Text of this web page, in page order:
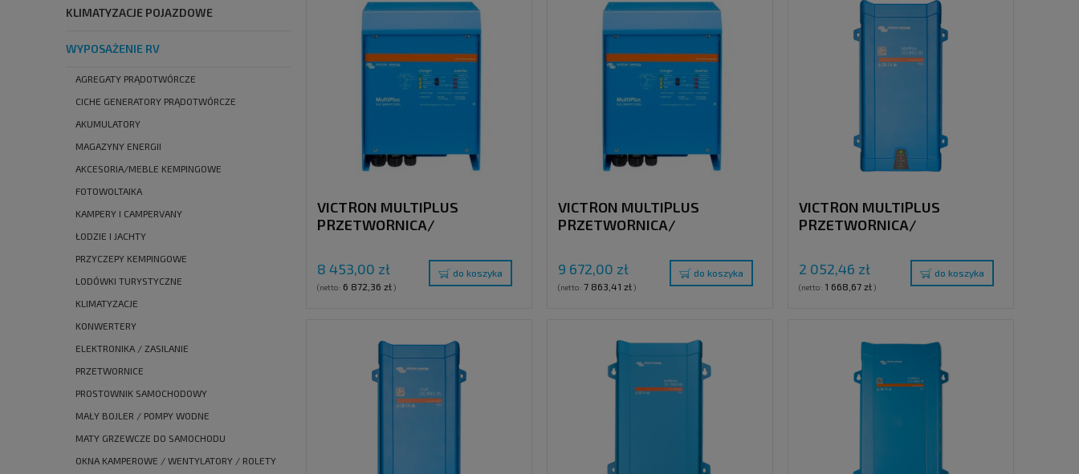
KLIMATYZACJE POJAZDOWE
WYPOSAŻENIE RV
AGREGATY PRĄDOTWÓRCZE
CICHE GENERATORY PRĄDOTWÓRCZE
AKUMULATORY
MAGAZYNY ENERGII
AKCESORIA/MEBLE KEMPINGOWE
FOTOWOLTAIKA
KAMPERY I CAMPERVANY
ŁODZIE I JACHTY
PRZYCZEPY KEMPINGOWE
LODÓWKI TURYSTYCZNE
KLIMATYZACJE
KONWERTERY
ELEKTRONIKA / ZASILANIE
PRZETWORNICE
PROSTOWNIK SAMOCHODOWY
MAŁY BOJLER / POMPY WODNE
MATY GRZEWCZE DO SAMOCHODU
OKNA KAMPEROWE / WENTYLATORY / ROLETY
VICTRON MULTIPLUS
PRZETWORNICA/
120A, 120V
8 453,00 zł
(netto: 6 872,36 zł)
do koszyka
VICTRON MULTIPLUS
PRZETWORNICA/
120A, 230V
9 672,00 zł
(netto: 7 863,41 zł)
do koszyka
VICTRON MULTIPLUS
PRZETWORNICA/
2 052,46 zł
(netto: 1 668,67 zł)
do koszyka